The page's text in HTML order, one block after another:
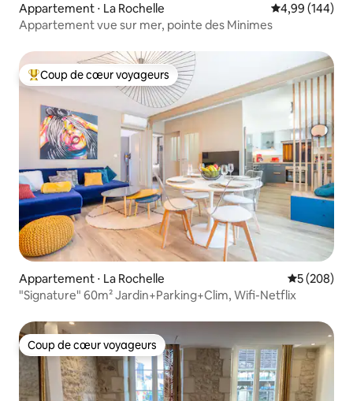
Appartement ⋅ La Rochelle Évaluation
4,99 (144)
Appartement vue sur mer, pointe des Minimes
Coups de cœur voyageurs les plus appréciés
Coup de cœur voyageurs
Appartement ⋅ La Rochelle Évaluation
5 (208)
"Signature" 60m² Jardin+Parking+Clim, Wifi-Netflix
Coup de cœur voyageurs
Coup de cœur voyageurs